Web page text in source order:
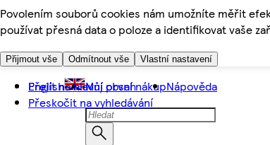
Povolením souborů cookies nám umožníte měřit
používat přesná data o poloze a identifikovat vaše
Přijmout vše Odmítnout vše Vlastní nastavení
Přejít na hlavní obsah
Přeskočit na vyhledávání
English Můj první nákupNápověda